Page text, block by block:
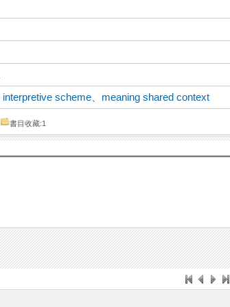
interpretive scheme
meaning shared context
書目收藏:1